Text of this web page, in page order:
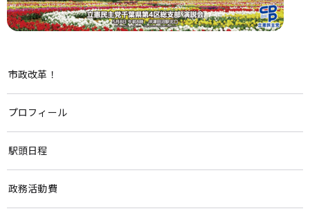
市政改革！
プロフィール
駅頭日程
政務活動費